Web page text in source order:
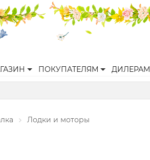
ПОКУПАТЕЛЯМ ДИЛЕРАМ
Лодки и моторы